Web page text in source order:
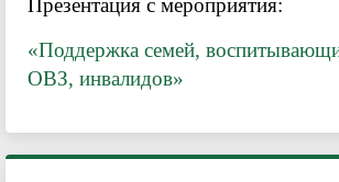
«Поддержка семей,
ОВЗ, инвалидов»